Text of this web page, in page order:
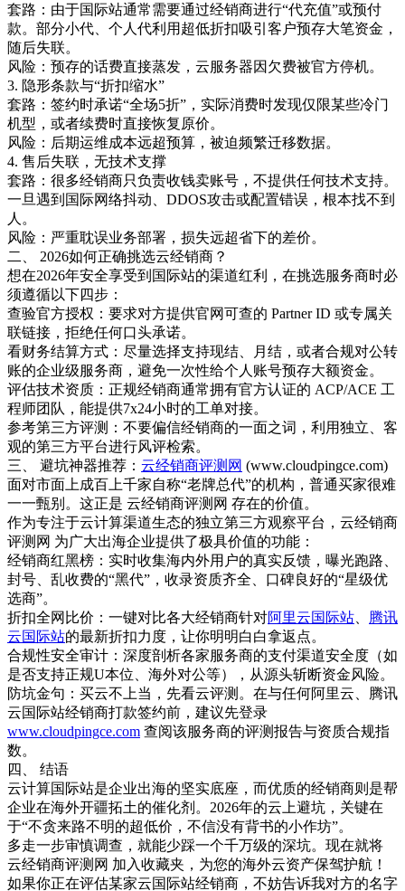
套路：由于国际站通常需要通过经销商进行“代充值”或预付
款。部分小代、个人代利用超低折扣吸引客户预存大笔资金，
随后失联。
风险：预存的话费直接蒸发，云服务器因欠费被官方停机。
3. 隐形条款与“折扣缩水”
套路：签约时承诺“全场5折”，实际消费时发现仅限某些冷门
机型，或者续费时直接恢复原价。
风险：后期运维成本远超预算，被迫频繁迁移数据。
4. 售后失联，无技术支撑
套路：很多经销商只负责收钱卖账号，不提供任何技术支持。
一旦遇到国际网络抖动、DDOS攻击或配置错误，根本找不到
人。
风险：严重耽误业务部署，损失远超省下的差价。
二、 2026如何正确挑选云经销商？
想在2026年安全享受到国际站的渠道红利，在挑选服务商时必
须遵循以下四步：
查验官方授权：要求对方提供官网可查的 Partner ID 或专属关
联链接，拒绝任何口头承诺。
看财务结算方式：尽量选择支持现结、月结，或者合规对公转
账的企业级服务商，避免一次性给个人账号预存大额资金。
评估技术资质：正规经销商通常拥有官方认证的 ACP/ACE 工
程师团队，能提供7x24小时的工单对接。
参考第三方评测：不要偏信经销商的一面之词，利用独立、客
观的第三方平台进行风评检索。
三、 避坑神器推荐： 云经销商评测网 (www.cloudpingce.com)
面对市面上成百上千家自称“老牌总代”的机构，普通买家很难
一一甄别。这正是 云经销商评测网 存在的价值。
作为专注于云计算渠道生态的独立第三方观察平台，云经销商
评测网 为广大出海企业提供了极具价值的功能：
经销商红黑榜：实时收集海内外用户的真实反馈，曝光跑路、
封号、乱收费的“黑代”，收录资质齐全、口碑良好的“星级优
选商”。
折扣全网比价：一键对比各大经销商针对阿里云国际站
腾讯
云国际站的最新折扣力度，让你明明白白拿返点。
合规性安全审计：深度剖析各家服务商的支付渠道安全度（如
是否支持正规U本位、海外对公等），从源头斩断资金风险。
防坑金句：买云不上当，先看云评测。在与任何阿里云、腾讯
云国际站经销商打款签约前，建议先登录
www.cloudpingce.com 查阅该服务商的评测报告与资质合规指
数。
四、 结语
云计算国际站是企业出海的坚实底座，而优质的经销商则是帮
企业在海外开疆拓土的催化剂。2026年的云上避坑，关键在
于“不贪来路不明的超低价，不信没有背书的小作坊”。
多走一步审慎调查，就能少踩一个千万级的深坑。现在就将
云经销商评测网 加入收藏夹，为您的海外云资产保驾护航！
如果你正在评估某家云国际站经销商，不妨告诉我对方的名字